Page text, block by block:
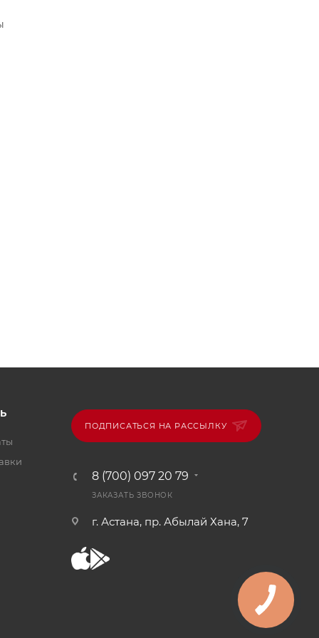
ПОДПИСАТЬСЯ НА РАССЫЛКУ
8 (700) 097 20 79
ЗАКАЗАТЬ ЗВОНОК
г. Астана, пр. Абылай Хана, 7